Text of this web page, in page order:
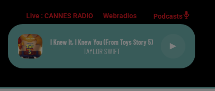
Live :CANNES RADIO Webradios Podcasts
I Knew It, I Knew You (from Toys Story 5)
TAYLOR SWIFT